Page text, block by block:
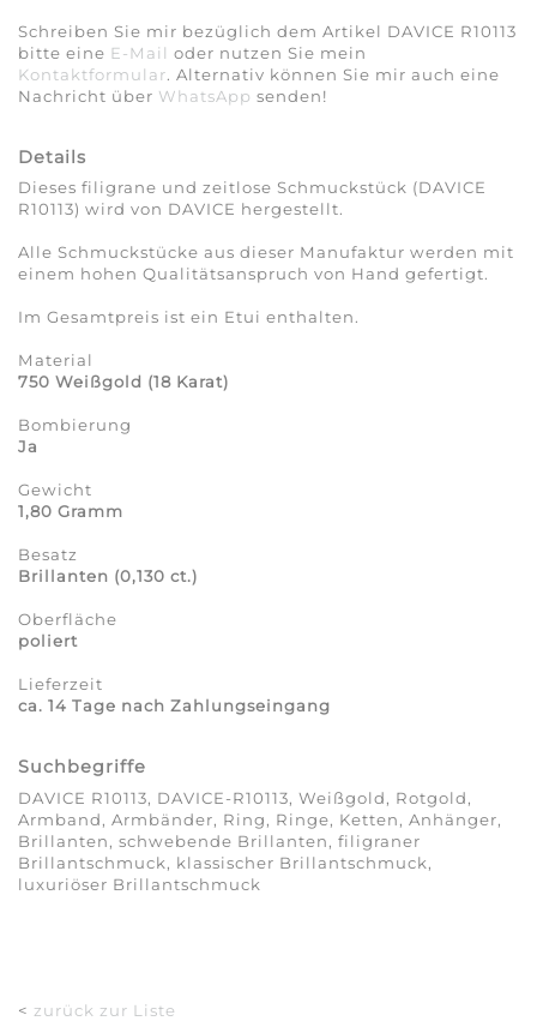
Schreiben Sie mir bezüglich dem Artikel DAVICE R10113
bitte eine E-Mail oder nutzen Sie mein
Kontaktformular. Alternativ können Sie mir auch eine
Nachricht über WhatsApp senden!
Details
Dieses filigrane und zeitlose Schmuckstück (DAVICE
R10113) wird von DAVICE hergestellt.
Alle Schmuckstücke aus dieser Manufaktur werden mit
einem hohen Qualitätsanspruch von Hand gefertigt.
Im Gesamtpreis ist ein Etui enthalten.
Material
750 Weißgold (18 Karat)
Bombierung
Ja
Gewicht
1,80 Gramm
Besatz
Brillanten (0,130 ct.)
Oberfläche
poliert
Lieferzeit
ca. 14 Tage nach Zahlungseingang
Suchbegriffe
DAVICE R10113, DAVICE-R10113, Weißgold, Rotgold,
Armband, Armbänder, Ring, Ringe, Ketten, Anhänger,
Brillanten, schwebende Brillanten, filigraner
Brillantschmuck, klassischer Brillantschmuck,
luxuriöser Brillantschmuck
< zurück zur Liste